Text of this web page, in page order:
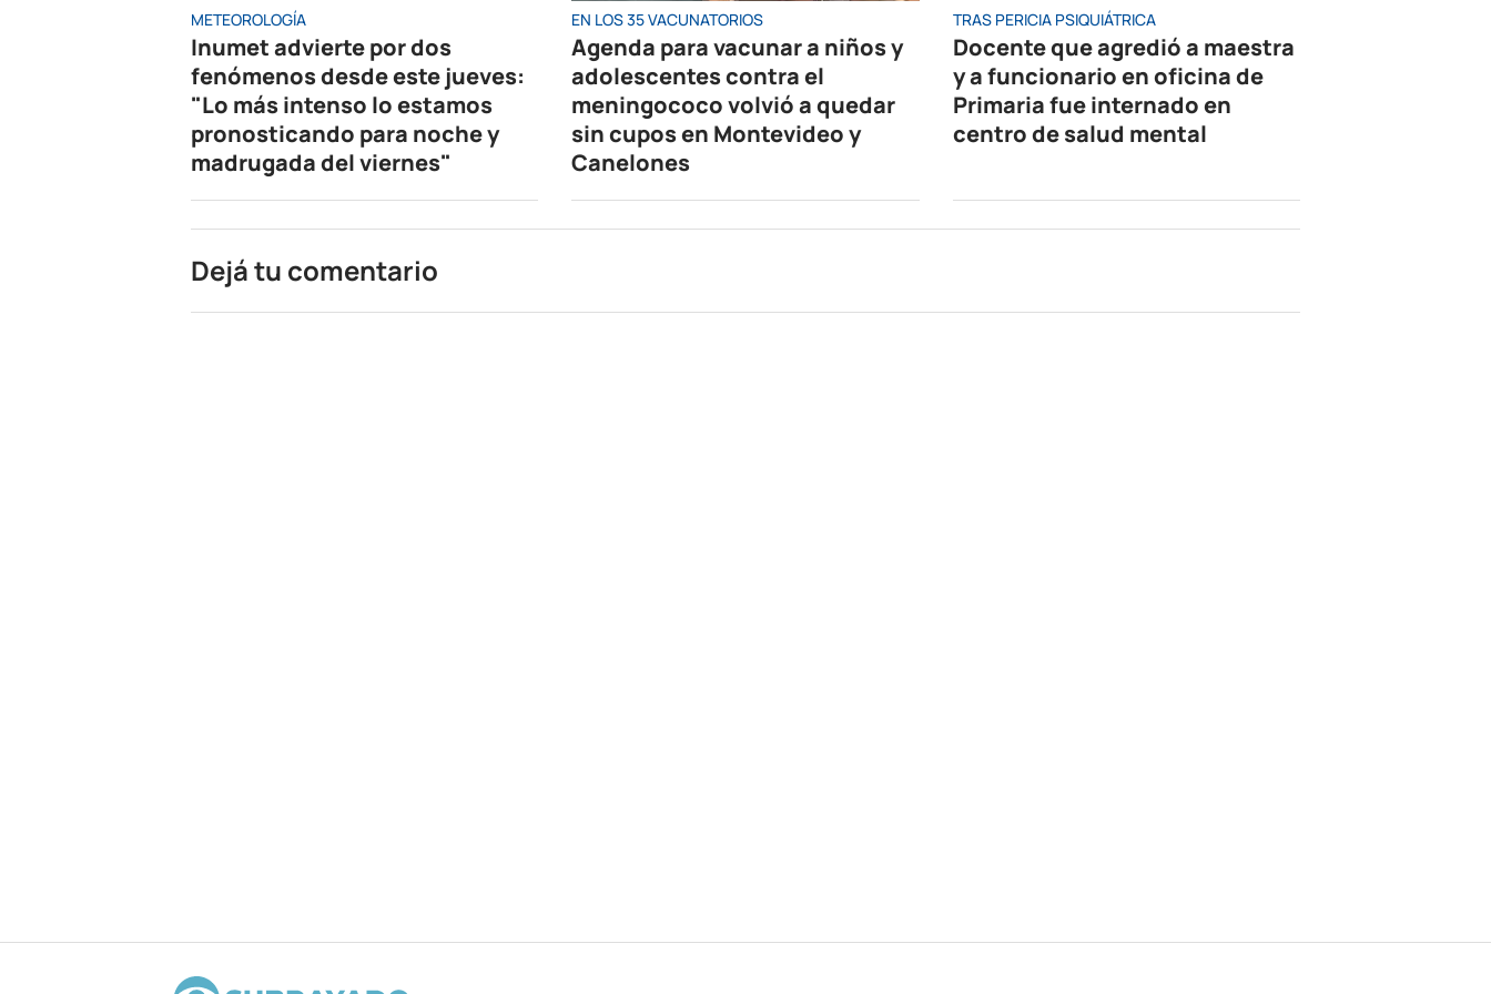
METEOROLOGÍA
Inumet advierte por dos
fenómenos desde este jueves:
"Lo más intenso lo estamos
pronosticando para noche y
madrugada del viernes"
EN LOS 35 VACUNATORIOS
Agenda para vacunar a niños y
adolescentes contra el
meningococo volvió a quedar
sin cupos en Montevideo y
Canelones
TRAS PERICIA PSIQUIÁTRICA
Docente que agredió a maestra
y a funcionario en oficina de
Primaria fue internado en
centro de salud mental
Dejá tu comentario